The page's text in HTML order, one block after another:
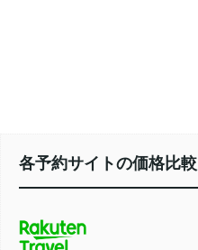
各予約サイトの価格比較